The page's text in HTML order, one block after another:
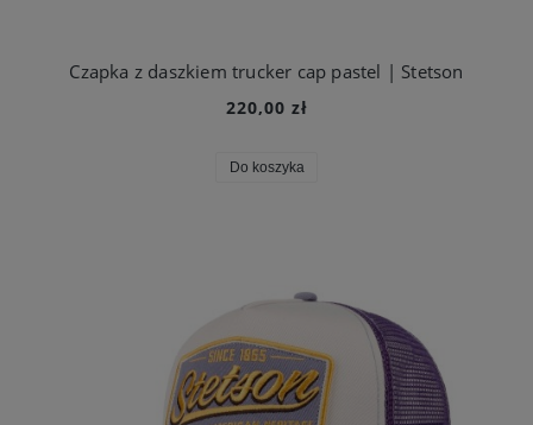
Czapka z daszkiem trucker cap pastel | Stetson
220,00 zł
Do koszyka